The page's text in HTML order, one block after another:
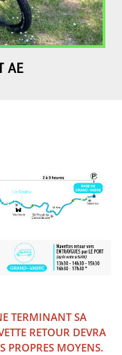
AE
TERMINANT SA
RETOUR DEVRA
PROPRES MOYENS.